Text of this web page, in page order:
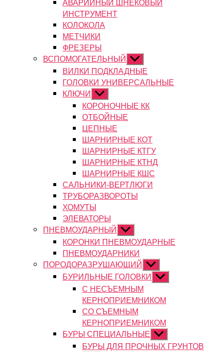
ИНСТРУМЕНТ
КОЛОКОЛА
МЕТЧИКИ
ФРЕЗЕРЫ
ВСПОМОГАТЕЛЬНЫЙ Показывать
подменю
ВИЛКИ ПОДКЛАДНЫЕ
ГОЛОВКИ УНИВЕРСАЛЬНЫЕ
КЛЮЧИ Показывать
подменю
КОРОНОЧНЫЕ КК
ОТБОЙНЫЕ
ЦЕПНЫЕ
ШАРНИРНЫЕ КОТ
ШАРНИРНЫЕ КТГУ
ШАРНИРНЫЕ КТНД
ШАРНИРНЫЕ КШС
САЛЬНИКИ-ВЕРТЛЮГИ
ТРУБОРАЗВОРОТЫ
ХОМУТЫ
ЭЛЕВАТОРЫ
ПНЕВМОУДАРНЫЙ Показывать
подменю
КОРОНКИ ПНЕВМОУДАРНЫЕ
ПНЕВМОУДАРНИКИ
ПОРОДОРАЗРУШАЮЩИЙ Показывать
подменю
БУРИЛЬНЫЕ ГОЛОВКИ Показывать
подменю
С НЕСЪЕМНЫМ
КЕРНОПРИЕМНИКОМ
СО СЪЕМНЫМ
КЕРНОПРИЕМНИКОМ
БУРЫ СПЕЦИАЛЬНЫЕ Показывать
подменю
БУРЫ ДЛЯ ПРОЧНЫХ ГРУНТОВ